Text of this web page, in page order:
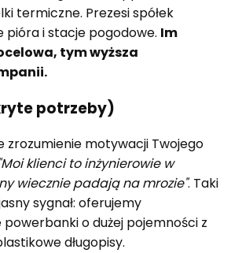
termiczne. Prezesi spółek
i stacje pogodowe. Im
tym wyższa
potrzeby)
zrozumienie motywacji Twojego
"Moi klienci to inżynierowie w
wiecznie padają na mrozie". Taki
sygnał: oferujemy
o dużej pojemności z
długopisy.